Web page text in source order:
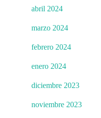
abril 2024
marzo 2024
febrero 2024
enero 2024
diciembre 2023
noviembre 2023